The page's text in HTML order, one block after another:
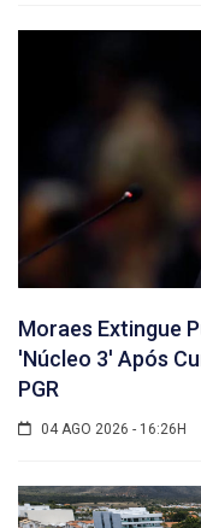
Moraes Extingue
'núcleo 3' Após
PGR
04 AGO 2026 - 16:26H